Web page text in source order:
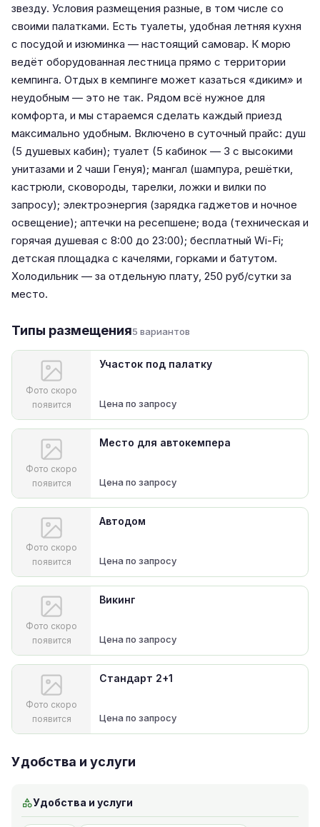
звезду. Условия размещения разные, в том числе со
своими палатками. Есть туалеты, удобная летняя кухня
с посудой и изюминка — настоящий самовар. К морю
ведёт оборудованная лестница прямо с территории
кемпинга. Отдых в кемпинге может казаться «диким» и
неудобным — это не так. Рядом всё нужное для
комфорта, и мы стараемся сделать каждый приезд
максимально удобным. Включено в суточный прайс: душ
(5 душевых кабин); туалет (5 кабинок — 3 с высокими
унитазами и 2 чаши Генуя); мангал (шампура, решётки,
кастрюли, сковороды, тарелки, ложки и вилки по
запросу); электроэнергия (зарядка гаджетов и ночное
освещение); аптечки на ресепшене; вода (техническая и
горячая душевая с 8:00 до 23:00); бесплатный Wi-Fi;
детская площадка с качелями, горками и батутом.
Холодильник — за отдельную плату, 250 руб/сутки за
место.
Типы размещения5 вариантов
Фото скоро
появится
Участок под палатку
Цена по запросу
Фото скоро
появится
Место для автокемпера
Цена по запросу
Фото скоро
появится
Автодом
Цена по запросу
Фото скоро
появится
Викинг
Цена по запросу
Фото скоро
появится
Стандарт 2+1
Цена по запросу
Удобства и услуги
Удобства и услуги